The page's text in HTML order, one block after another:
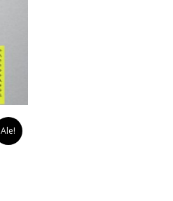
Ale!